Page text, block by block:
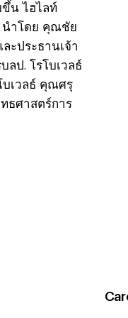
ขึ้น ไฮไลท์
นำโดย คุณชัย
ะประธานเจ้า
ป. โรโบเวลธ์
บเวลธ์ คุณศรุ
ธศาสตร์การ